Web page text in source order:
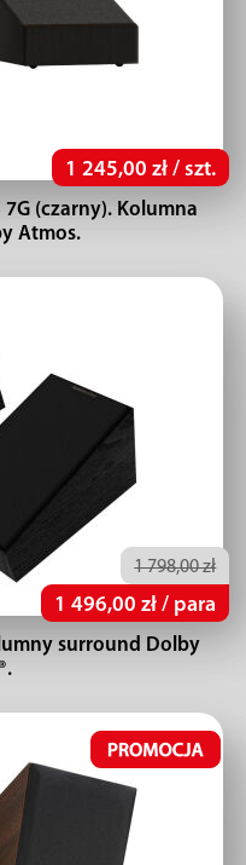
1 245,00 zł / szt.
(czarny). Kolumna
Atmos.
1 798,00 zł
1 496,00 zł / para
surround Dolby